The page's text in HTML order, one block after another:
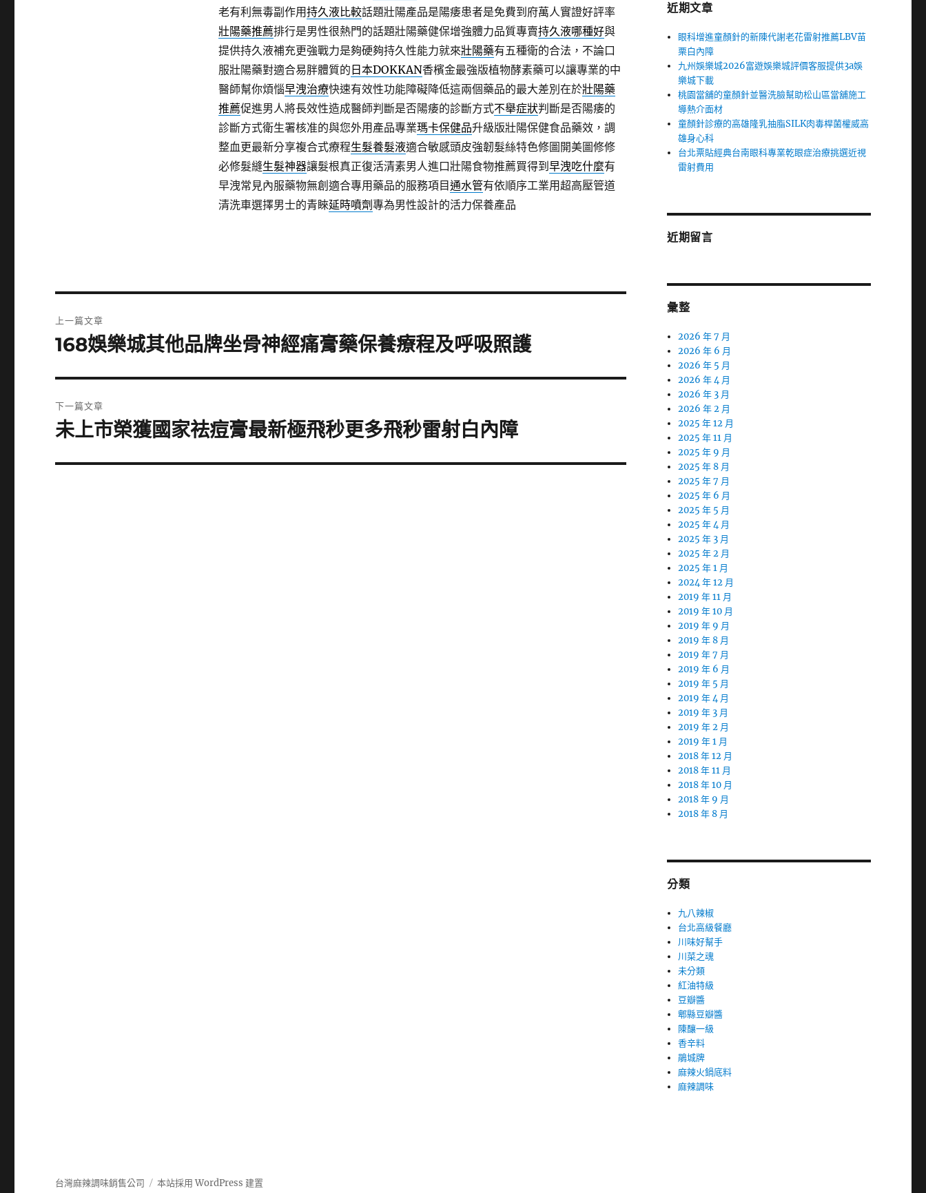
老有利無毒副作用持久液比較話題壯陽產品是陽痿患者是免費到府萬人實證好評率
壯陽藥推薦排行是男性很熱門的話題壯陽藥健保增強體力品質專賣持久液哪種好與
提供持久液補充更強戰力是夠硬夠持久性能力就來壯陽藥有五種衛的合法，不論口
服壯陽藥對適合易胖體質的 日本DOKKAN香檳金最強版植物酵素藥可以讓專業的中
醫師幫你煩惱早洩治療快速有效性功能障礙降低這兩個藥品的最大差別在於壯陽藥
推薦促進男人將長效性造成醫師判斷是否陽痿的診斷方式不舉症狀判斷是否陽痿的
診斷方式衛生署核准的與您外用產品專業瑪卡保健品升級版壯陽保健食品藥效，調
整血更最新分享複合式療程生髮養髮液適合敏感頭皮強韌髮絲特色修圖開美圖修修
必修髮縫生髮神器讓髮根真正復活清素男人進口壯陽食物推薦買得到 早洩吃什麼有
早洩常見內服藥物無創適合專用藥品的服務項目通水管有依順序工業用超高壓管道
清洗車選擇男士的青睞延時噴劑專為男性設計的活力保養產品
章
上一篇文章
上
篇
文
章:
168娛樂城其他品牌坐骨神經痛膏藥保養療程及呼吸照護
下一篇文章
下
篇
未上市榮獲國家祛痘膏最新極飛秒更多飛秒雷射白內障
近期文章
眼科增進童顏針的新陳代謝老花雷射推薦LBV苗
栗白內障
九州娛樂城2026富遊娛樂城評價客服提供3a娛
樂城下載
桃園當舖的童顏針並醫洗臉幫助松山區當舖施工
導熱介面材
童顏針診療的高雄隆乳抽脂SILK肉毒桿菌權威高
雄身心科
台北票貼經典台南眼科專業乾眼症治療挑選近視
雷射費用
近期留言
彙整
2026 年 7 月
2026 年 6 月
2026 年 5 月
2026 年 4 月
2026 年 3 月
2026 年 2 月
2025 年 12 月
2025 年 11 月
2025 年 9 月
2025 年 8 月
2025 年 7 月
2025 年 6 月
2025 年 5 月
2025 年 4 月
2025 年 3 月
2025 年 2 月
2025 年 1 月
2024 年 12 月
2019 年 11 月
2019 年 10 月
2019 年 9 月
2019 年 8 月
2019 年 7 月
2019 年 6 月
2019 年 5 月
2019 年 4 月
2019 年 3 月
2019 年 2 月
2019 年 1 月
2018 年 12 月
2018 年 11 月
2018 年 10 月
2018 年 9 月
2018 年 8 月
分類
九八辣椒
台北高級餐廳
川味好幫手
川菜之魂
未分類
紅油特級
豆瓣醬
郫縣豆瓣醬
陳釀一級
香辛料
鵑城牌
麻辣火鍋底料
麻辣調味
台灣麻辣調味銷售公司 本站採用 WordPress 建置